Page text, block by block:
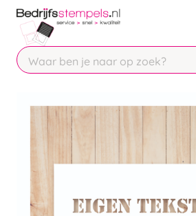
Chatbot
Chat 24/7 met onze
Contact